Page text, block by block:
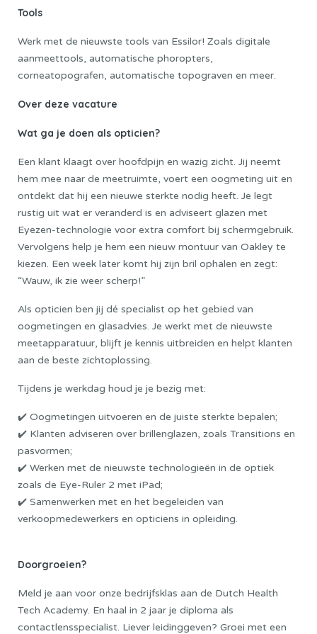
Tools
Werk met de nieuwste tools van Essilor! Zoals digitale
aanmeettools, automatische phoropters,
corneatopografen, automatische topograven en meer.
Over deze vacature
Wat ga je doen als opticien?
Een klant klaagt over hoofdpijn en wazig zicht. Jij neemt
hem mee naar de meetruimte, voert een oogmeting uit en
ontdekt dat hij een nieuwe sterkte nodig heeft. Je legt
rustig uit wat er veranderd is en adviseert glazen met
Eyezen-technologie voor extra comfort bij schermgebruik.
Vervolgens help je hem een nieuw montuur van Oakley te
kiezen. Een week later komt hij zijn bril ophalen en zegt:
“Wauw, ik zie weer scherp!”
Als opticien ben jij dé specialist op het gebied van
oogmetingen en glasadvies. Je werkt met de nieuwste
meetapparatuur, blijft je kennis uitbreiden en helpt klanten
aan de beste zichtoplossing.
Tijdens je werkdag houd je je bezig met:
✔️ Oogmetingen uitvoeren en de juiste sterkte bepalen;
✔️ Klanten adviseren over brillenglazen, zoals Transitions en
pasvormen;
✔️ Werken met de nieuwste technologieën in de optiek
zoals de Eye-Ruler 2 met iPad;
✔️ Samenwerken met en het begeleiden van
verkoopmedewerkers en opticiens in opleiding.
Doorgroeien?
Meld je aan voor onze bedrijfsklas aan de Dutch Health
Tech Academy. En haal in 2 jaar je diploma als
contactlensspecialist. Liever leidinggeven? Groei met een